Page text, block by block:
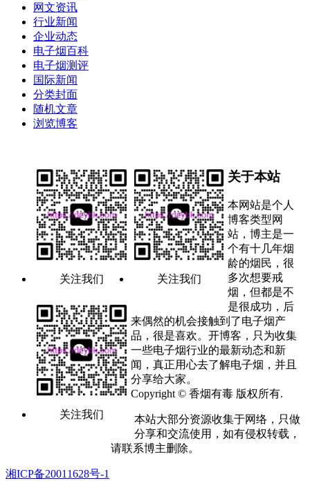
网文资讯
行业新闻
企业动态
电子烟百科
电子烟测评
国际新闻
分类封面
随机文章
浏览博客
关注我们 关注我们
关注我们
关于本站
本网站是个人
博客类型网
站，博主是一
个有十几年烟
龄的烟民，很
多次想要戒
烟，但都是不
是很成功，后
来偶然的机会接触到了电子烟产
品，很是喜欢。开博客，只为收集
一些电子烟行业的最新动态和新
闻，真正用心去了解电子烟，并且
分享给大家。
Copyright © 香烟有毒 版权所有.
本站大部分资源收集于网络，只做
分享和交流使用，如有侵权转载，
请联系博主删除。
湘ICP备20011628号-1